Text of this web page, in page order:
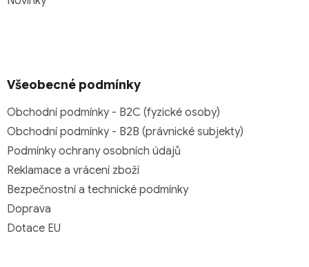
Všeobecné podmínky
Obchodní podmínky - B2C (fyzické osoby)
Obchodní podmínky - B2B (právnické subjekty)
Podmínky ochrany osobních údajů
Reklamace a vrácení zboží
Bezpečnostní a technické podmínky
Doprava
Dotace EU